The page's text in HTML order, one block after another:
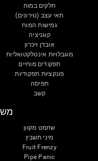
חלקים במוח
תאי עצב (נוירונים)
גמישות המוח
קוגניציה
אובדן זיכרון
מוגבלויות אינטלקטואליות
תפקודים מוחיים
פונקציות תפקודיות
תפיסה
קשב
שחמט מקוון
מיני תשבץ
Fruit Frenzy
Pipe Panic